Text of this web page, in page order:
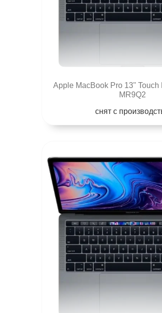
Apple MacBook Pro 13" Touch
MR9Q2
снят с